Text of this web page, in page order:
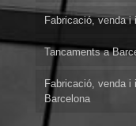
Fabricació, venda i
Tancaments a
Fabricació, venda i
Barcelona